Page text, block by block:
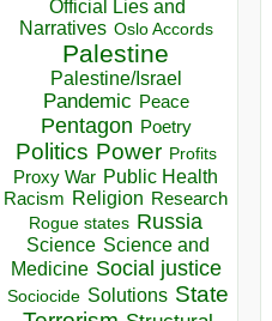
Official Lies and
Narratives Oslo Accords
Palestine
Palestine/Israel
Pandemic Peace
Pentagon Poetry
Politics Power Profits
Proxy War Public Health
Racism Religion Research
Rogue states Russia
Science Science and
Medicine Social justice
Sociocide Solutions State